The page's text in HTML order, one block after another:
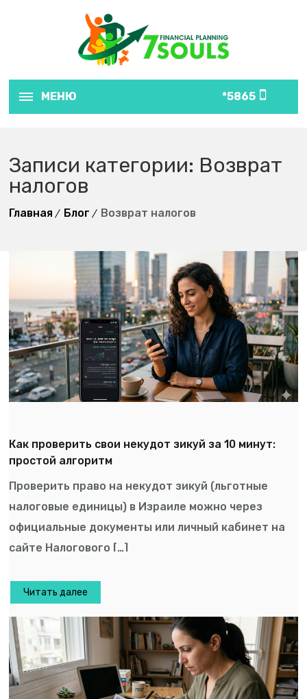
МЕНЮ 5865*
Записи категории: Возврат
налогов
Главная Блог Возврат налогов
Как проверить свои некудот зикуй за 10 минут:
простой алгоритм
Проверить право на некудот зикуй (льготные
налоговые единицы) в Израиле можно через
официальные документы или личный кабинет на
сайте Налогового […]
Читать далее